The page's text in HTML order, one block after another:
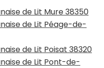
de Lit Mure 38350
de Lit Péage-de-
de Lit Poisat 38320
de Lit Pont-de-